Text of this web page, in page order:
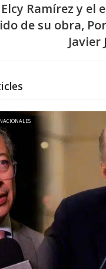
Ramírez y el
de su obra,
Javier